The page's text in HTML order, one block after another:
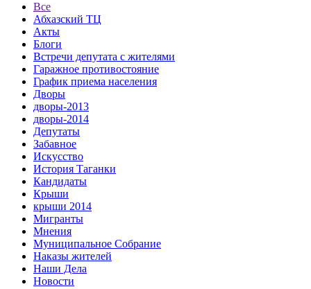
Все
Абхазский ТЦ
Акты
Блоги
Встречи депутата с жителями
Гаражное противостояние
График приема населения
Дворы
дворы-2013
дворы-2014
Депутаты
Забавное
Искусство
История Таганки
Кандидаты
Крыши
крыши 2014
Мигранты
Мнения
Муниципальное Собрание
Наказы жителей
Наши Дела
Новости